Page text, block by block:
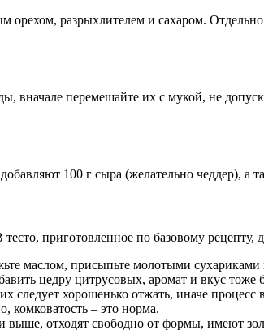
разрыхлителем и сахаром.
вначале перемешайте их с мукой, не
100 г сыра (желательно
приготовленное по базовому
маслом, присыпьте молотыми
цедру цитрусовых, аромат и вкус тоже
следует хорошенько отжать, иначе
комковатость – это норма.
отходят свободно от формы, имеют